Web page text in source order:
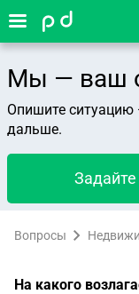
Мы — ваш
Опишите ситуацию
дальше.
Вопросы
На какого